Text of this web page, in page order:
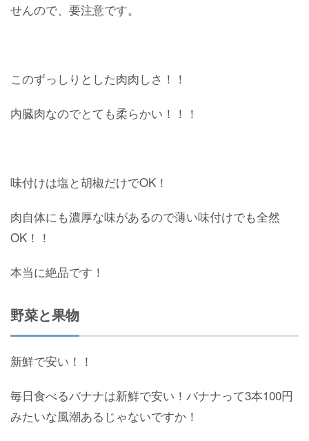
せんので、要注意です。
このずっしりとした肉肉しさ！！
内臓肉なのでとても柔らかい！！！
味付けは塩と胡椒だけでOK！
肉自体にも濃厚な味があるので薄い味付けでも全然
OK！！
本当に絶品です！
野菜と果物
新鮮で安い！！
毎日食べるバナナは新鮮で安い！バナナって3本100円
みたいな風潮あるじゃないですか！